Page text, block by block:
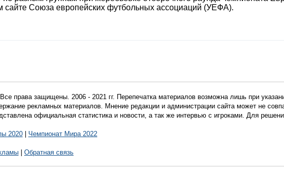
сайте Союза европейских футбольных ассоциаций (УЕФА).
права защищены. 2006 - 2021 гг. Перепечатка материалов возможна лишь при
рекламных материалов. Мнение редакции и администрации сайта может не
официальная статистика и новости, а так же интервью с игроками. Для
2020 Чемпионат Мира 2022
Обратная связь